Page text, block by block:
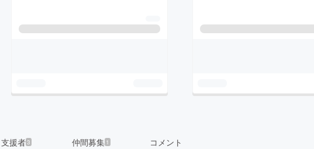
支援者3 仲間募集 1 コメント